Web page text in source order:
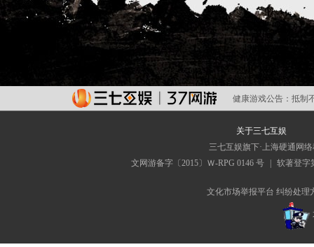
健康游戏公告： 抵制
关于三七互娱
三七互娱旗下·上海硬通网
文网游备字〔2015〕Ｗ-RPG 0146 号
软著登字
文化市场举报平台 纠纷处理